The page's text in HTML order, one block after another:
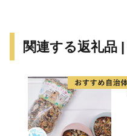
ていただきます。
おりません。
・特典商品の写真はイメ
【ワンストップ特例申
関連する返礼品